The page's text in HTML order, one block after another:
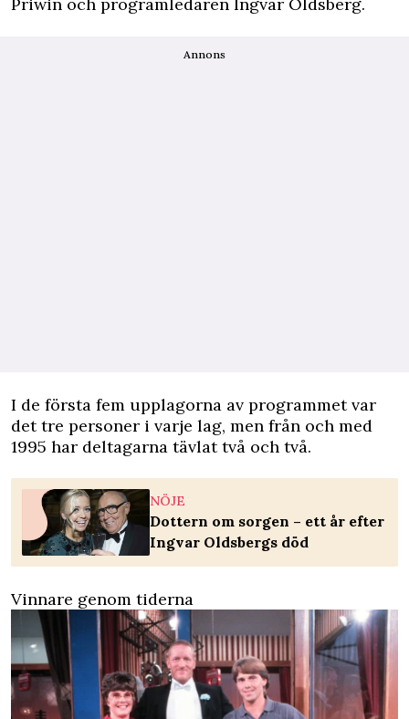
Annons
I de första fem upplagorna av programmet var
det tre personer i varje lag, men från och med
1995 har deltagarna tävlat två och två.
NÖJE
Dottern om sorgen – ett år efter
Ingvar Oldsbergs död
Vinnare genom tiderna